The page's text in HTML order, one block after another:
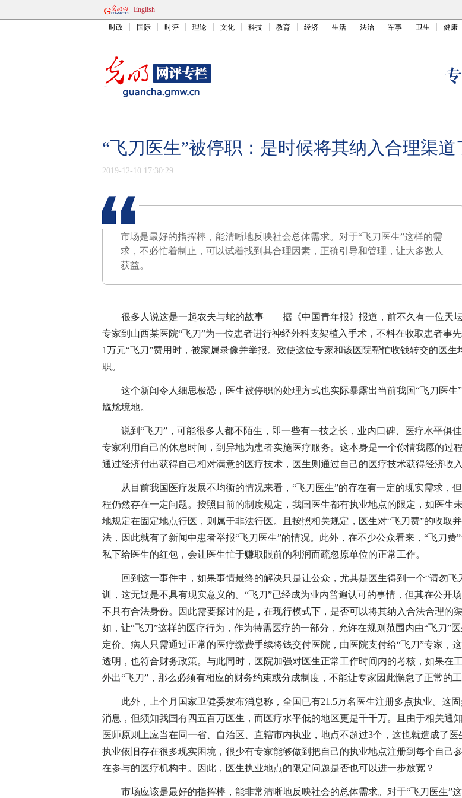
English
时政 国际 时评 理论 文化 科技 教育 经济 生活 法治 军事 卫生 健康
“飞刀医生”被停职：是时候将其纳入合理渠道
2019-12-10 17:30:29
市场是最好的指挥棒，能清晰地反映社会总体需求。对于“飞刀医生”这样的需
求，不必忙着制止，可以试着找到其合理因素，正确引导和管理，让大多数人
获益。
很多人说这是一起农夫与蛇的故事——据《中国青年报》报道，前不久有一位天
专家到山西某医院“飞刀”为一位患者进行神经外科支架植入手术，不料在收取患者事
1万元“飞刀”费用时，被家属录像并举报。致使这位专家和该医院帮忙收钱转交的医生
职。
这个新闻令人细思极恐，医生被停职的处理方式也实际暴露出当前我国“飞刀医生
尴尬境地。
说到“飞刀”，可能很多人都不陌生，即一些有一技之长，业内口碑、医疗水平俱
专家利用自己的休息时间，到异地为患者实施医疗服务。这本身是一个你情我愿的过
通过经济付出获得自己相对满意的医疗技术，医生则通过自己的医疗技术获得经济收入
从目前我国医疗发展不均衡的情况来看，“飞刀医生”的存在有一定的现实需求，
程仍然存在一定问题。按照目前的制度规定，我国医生都有执业地点的限定，如医生
地规定在固定地点行医，则属于非法行医。且按照相关规定，医生对“飞刀费”的收取
法，因此就有了新闻中患者举报“飞刀医生”的情况。此外，在不少公众看来，“飞刀费
私下给医生的红包，会让医生忙于赚取眼前的利润而疏忽原单位的正常工作。
回到这一事件中，如果事情最终的解决只是让公众，尤其是医生得到一个“请勿飞
训，这无疑是不具有现实意义的。“飞刀”已经成为业内普遍认可的事情，但其在公开
不具有合法身份。因此需要探讨的是，在现行模式下，是否可以将其纳入合法合理的
如，让“飞刀”这样的医疗行为，作为特需医疗的一部分，允许在规则范围内由“飞刀”
定价。病人只需通过正常的医疗缴费手续将钱交付医院，由医院支付给“飞刀”专家，
透明，也符合财务政策。与此同时，医院加强对医生正常工作时间内的考核，如果在
外出“飞刀”，那么必须有相应的财务约束或分成制度，不能让专家因此懈怠了正常的工
此外，上个月国家卫健委发布消息称，全国已有21.5万名医生注册多点执业。这
消息，但须知我国有四五百万医生，而医疗水平低的地区更是千千万。且由于相关通知
医师原则上应当在同一省、自治区、直辖市内执业，地点不超过3个，这也就造成了医
执业依旧存在很多现实困境，很少有专家能够做到把自己的执业地点注册到每个自己
在参与的医疗机构中。因此，医生执业地点的限定问题是否也可以进一步放宽？
市场应该是最好的指挥棒，能非常清晰地反映社会的总体需求。对于“飞刀医生”